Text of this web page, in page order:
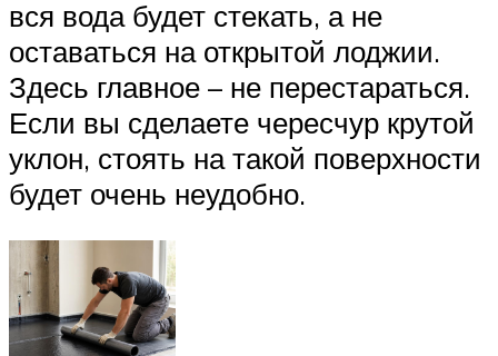
вся вода будет стекать, а не
оставаться на открытой лоджии.
Здесь главное – не перестараться.
Если вы сделаете чересчур крутой
уклон, стоять на такой поверхности
будет очень неудобно.